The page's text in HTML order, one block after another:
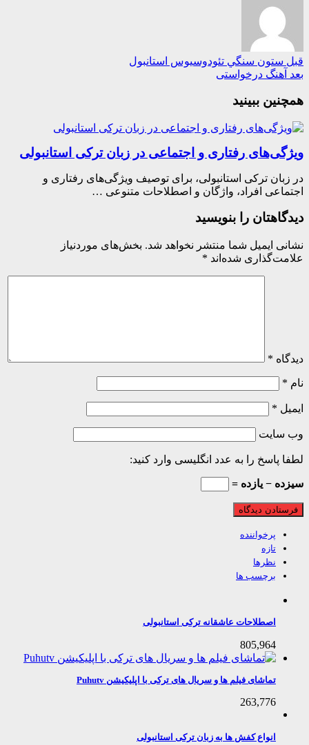
ستون سنگي تئودوسیوس استانبول
درخواستی
ببینید
رفتاری و اجتماعی در زبان ترکی استانبولی
ترکی استانبولی، برای توصیف ویژگی‌های رفتاری و
افراد، واژگان و اصطلاحات متنوعی …
را بنویسید
ایمیل شما منتشر نخواهد شد. بخش‌های موردنیاز
شده‌اند*
*
*
پاسخ را به عدد انگلیسی وارد کنید:
− یازده =
پرخواننده
تازه
نظرها
برچسب ها
اصطلاحات عاشقانه ترکی استانبولی
805,964
تماشای فیلم ها و سریال های ترکی با اپلیکیشن Puhutv
263,776
انواع کفش ها به زبان ترکی استانبولی